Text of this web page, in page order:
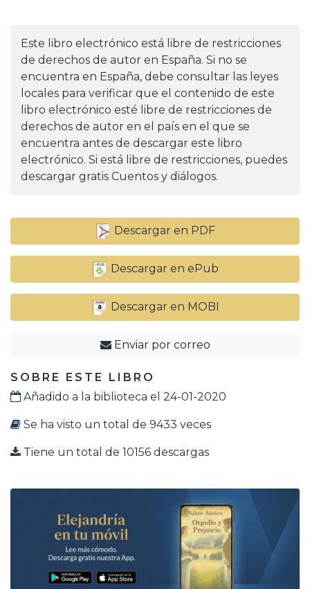
Este libro electrónico está libre de restricciones
de derechos de autor en España. Si no se
encuentra en España, debe consultar las leyes
locales para verificar que el contenido de este
libro electrónico esté libre de restricciones de
derechos de autor en el país en el que se
encuentra antes de descargar este libro
electrónico. Si está libre de restricciones, puedes
descargar gratis Cuentos y diálogos.
Descargar en PDF
Descargar en ePub
Descargar en MOBI
Enviar por correo
SOBRE ESTE LIBRO
Añadido a la biblioteca el 24-01-2020
Se ha visto un total de 9433 veces
Tiene un total de 10156 descargas